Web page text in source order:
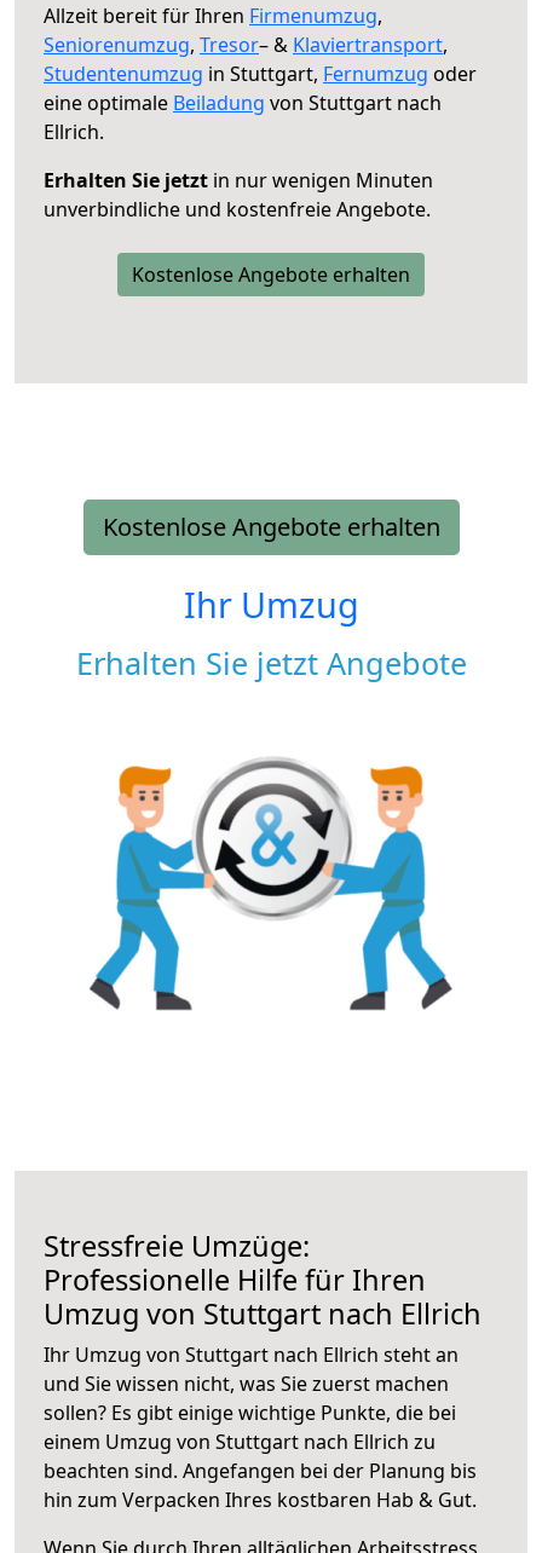
Allzeit bereit für Ihren Firmenumzug,
Seniorenumzug, Tresor– & Klaviertransport,
Studentenumzug in Stuttgart, Fernumzug oder
eine optimale Beiladung von Stuttgart nach
Ellrich.
Erhalten Sie jetzt in nur wenigen Minuten
unverbindliche und kostenfreie Angebote.
Kostenlose Angebote erhalten
Kostenlose Angebote erhalten
Ihr Umzug
Erhalten Sie jetzt Angebote
Stressfreie Umzüge:
Professionelle Hilfe für Ihren
Umzug von Stuttgart nach Ellrich
Ihr Umzug von Stuttgart nach Ellrich steht an
und Sie wissen nicht, was Sie zuerst machen
sollen? Es gibt einige wichtige Punkte, die bei
einem Umzug von Stuttgart nach Ellrich zu
beachten sind. Angefangen bei der Planung bis
hin zum Verpacken Ihres kostbaren Hab & Gut.